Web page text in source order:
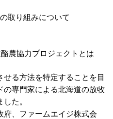
り組みについて
農協力プロジェクトとは
る方法を特定することを目
の専門家による北海道の放牧
た。
府、ファームエイジ株式会